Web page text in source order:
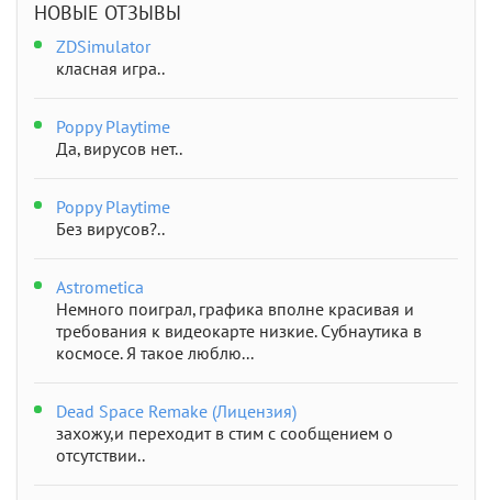
НОВЫЕ ОТЗЫВЫ
ZDSimulator
класная игра..
Poppy Playtime
Да, вирусов нет..
Poppy Playtime
Без вирусов?..
Astrometica
Немного поиграл, графика вполне красивая и
требования к видеокарте низкие. Субнаутика в
космосе. Я такое люблю...
Dead Space Remake (Лицензия)
захожу,и переходит в стим с сообщением о
отсутствии..